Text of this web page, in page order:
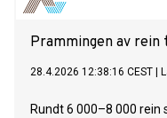
Prammingen av
28.4.2026 12:38:16 CEST
Rundt 6 000–8 000 rein